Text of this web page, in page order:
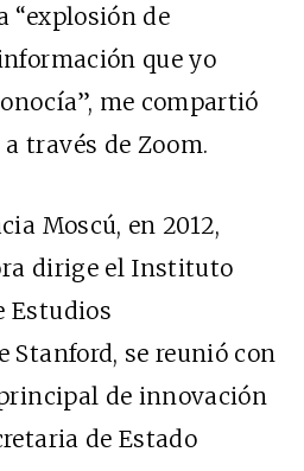
“explosión de
que yo
me compartió
través de Zoom.
Moscú, en 2012,
dirige el Instituto
Estudios
Stanford, se reunió con
de innovación
de Estado